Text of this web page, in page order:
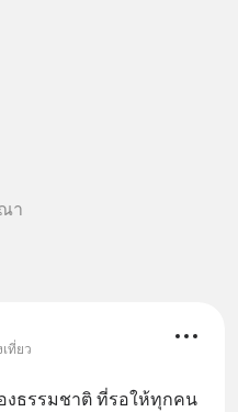
า
ที่ยว
งธรรมชาติ ที่รอให้ทุกคน